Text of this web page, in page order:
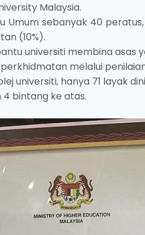
Malaysia.
Umum sebanyak 40
(10%).
universiti membina asas
melalui
universiti, hanya 71 layak
bintang ke atas.